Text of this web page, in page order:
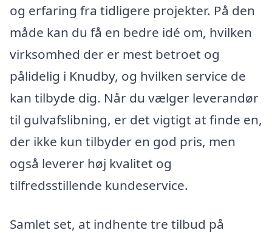
og erfaring fra tidligere projekter. På den
måde kan du få en bedre idé om, hvilken
virksomhed der er mest betroet og
pålidelig i Knudby, og hvilken service de
kan tilbyde dig. Når du vælger leverandør
til gulvafslibning, er det vigtigt at finde en,
der ikke kun tilbyder en god pris, men
også leverer høj kvalitet og
tilfredsstillende kundeservice.
Samlet set, at indhente tre tilbud på